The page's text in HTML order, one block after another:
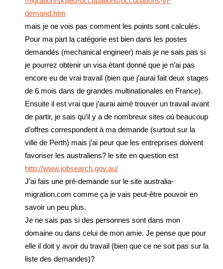
demand.htm
mais je ne vois pas comment les points sont calculés.
Pour ma part la catégorie est bien dans les postes
demandés (mechanical engineer) mais je ne sais pas si
je pourrez obtenir un visa étant donné que je n’ai pas
encore eu de vrai travail (bien que j’aurai fait deux stages
de 6 mois dans de grandes multinationales en France).
Ensuite il est vrai que j’aurai aimé trouver un travail avant
de partir, je sais qu’il y a de nombreux sites où beaucoup
d’offres correspondent à ma demande (surtout sur la
ville de Perth) mais j’ai peur que les entreprises doivent
favoriser les australiens? le site en question est
http://www.jobsearch.gov.au/
J’ai fais une pré-demande sur le site australia-
migration.com comme ça je vais peut-être pouvoir en
savoir un peu plus.
Je ne sais pas si des personnes sont dans mon
domaine ou dans celui de mon amie. Je pense que pour
elle il doit y avoir du travail (bien que ce ne soit pas sur la
liste des demandes)?